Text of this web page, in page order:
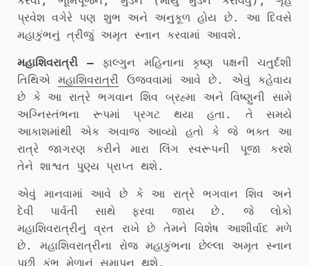
પ્રવેશ વગેરે પણ શુભ અને અનુકૂળ હોય છે. આ દિવસે
મહાકુંભનું ત્રીજું અમૃત સ્નાન કરવામાં આવશે.
મહાશિવરાત્રી –ફાલ્ગુન મહિનાના કૃષ્ણ પક્ષની ચતુર્દશી
તિથિએમહાશિવરાત્રી ઉજવવામાં આવે છે. એવું કહેવાય
છે કે આ રાત્રે ભગવાન શિવ બ્રહ્મા અને વિષ્ણુની સામે
અગ્નિસ્તંભના રૂપમાં પ્રગટ થયા હતા. તે સમયે
આકાશમાંથી એક અવાજ આવ્યો હતો કે જે ભક્ત આ
રાત્રે જાગરણ કરીને મારા લિંગ સ્વરૂપની પૂજા કરશે
તેને શાશ્વત પુણ્ય પ્રાપ્ત થશે.
એવું માનવામાં આવે છે કે આ રાત્રે ભગવાન શિવ અને
દેવી પાર્વતી સાથે ફરવા જાય છે. જે લોકો
મહાશિવરાત્રીનું વ્રત રાખે છે તેમને વિશેષ આશીર્વાદ મળે
છે. મહાશિવરાત્રીના રોજ મહાકુંભના છેલ્લા અમૃત સ્નાન
પછી કુંભ મેળાનું સમાપન થશે.